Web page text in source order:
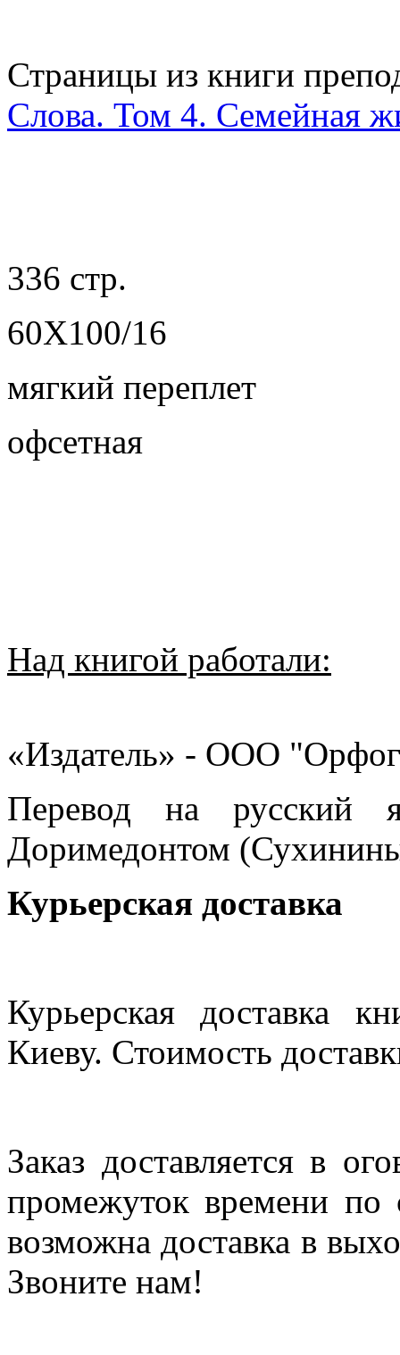
Страницы из книги
Слова. Том 4. Семейная
336 стр.
60X100/16
мягкий переплет
офсетная
Над книгой работали:
«Издатель» - ООО
Перевод на русский
Доримедонтом
Курьерская доставка
Курьерская доставка
Киеву. Стоимость
Заказ доставляется в
промежуток времени по
возможна доставка в
Звоните нам!